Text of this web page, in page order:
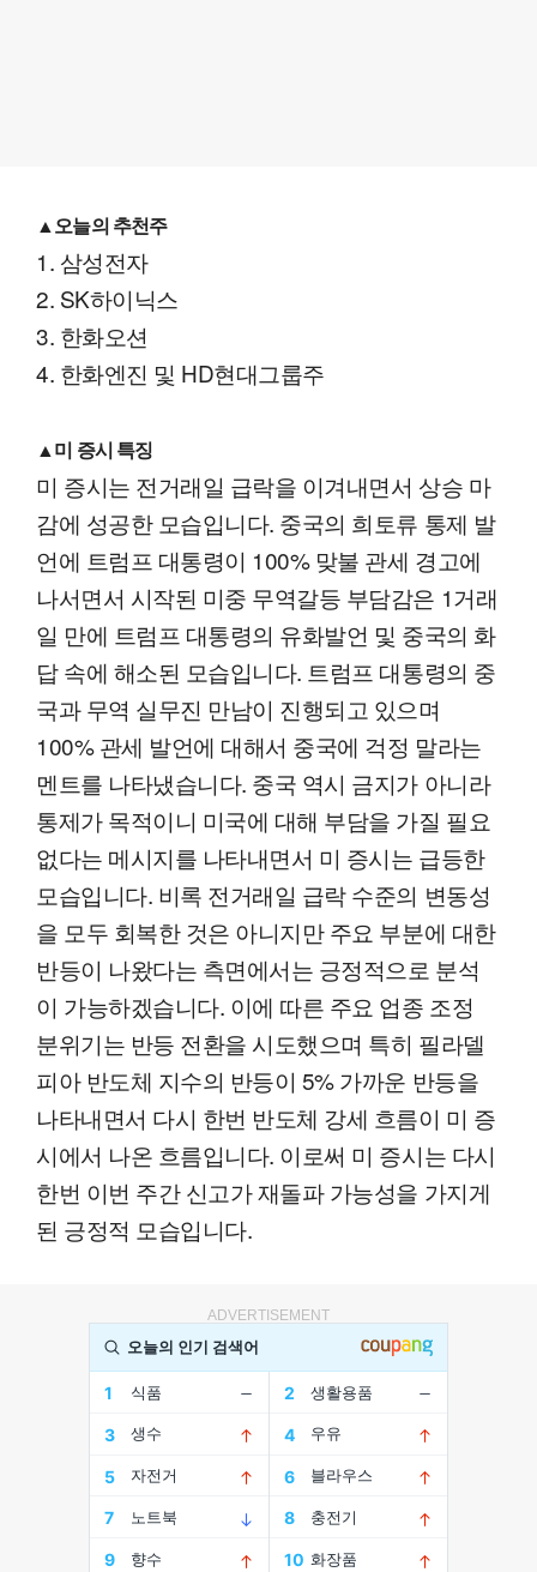
▲오늘의 추천주
1. 삼성전자
2. SK하이닉스
3. 한화오션
4. 한화엔진 및 HD현대그룹주
▲미 증시 특징
미 증시는 전거래일 급락을 이겨내면서 상승 마
감에 성공한 모습입니다. 중국의 희토류 통제 발
언에 트럼프 대통령이 100% 맞불 관세 경고에
나서면서 시작된 미중 무역갈등 부담감은 1거래
일 만에 트럼프 대통령의 유화발언 및 중국의 화
답 속에 해소된 모습입니다. 트럼프 대통령의 중
국과 무역 실무진 만남이 진행되고 있으며
100% 관세 발언에 대해서 중국에 걱정 말라는
멘트를 나타냈습니다. 중국 역시 금지가 아니라
통제가 목적이니 미국에 대해 부담을 가질 필요
없다는 메시지를 나타내면서 미 증시는 급등한
모습입니다. 비록 전거래일 급락 수준의 변동성
을 모두 회복한 것은 아니지만 주요 부분에 대한
반등이 나왔다는 측면에서는 긍정적으로 분석
이 가능하겠습니다. 이에 따른 주요 업종 조정
분위기는 반등 전환을 시도했으며 특히 필라델
피아 반도체 지수의 반등이 5% 가까운 반등을
나타내면서 다시 한번 반도체 강세 흐름이 미 증
시에서 나온 흐름입니다. 이로써 미 증시는 다시
한번 이번 주간 신고가 재돌파 가능성을 가지게
된 긍정적 모습입니다.
ADVERTISEMENT